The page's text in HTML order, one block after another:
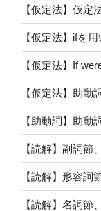
【仮定法】仮定
【仮定法】ifを
【仮定法】If
【仮定法】助動
【助動詞】助動
【読解】副詞節
【読解】形容詞
【読解】名詞節